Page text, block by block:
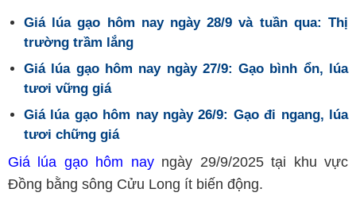
Giá lúa gạo hôm nay ngày 28/9 và tuần qua: Thị
trường trầm lắng
Giá lúa gạo hôm nay ngày 27/9: Gạo bình ổn, lúa
tươi vững giá
Giá lúa gạo hôm nay ngày 26/9: Gạo đi ngang, lúa
tươi chững giá
Giá lúa gạo hôm nayngày 29/9/2025 tại khu vực
Đồng bằng sông Cửu Long ít biến động.